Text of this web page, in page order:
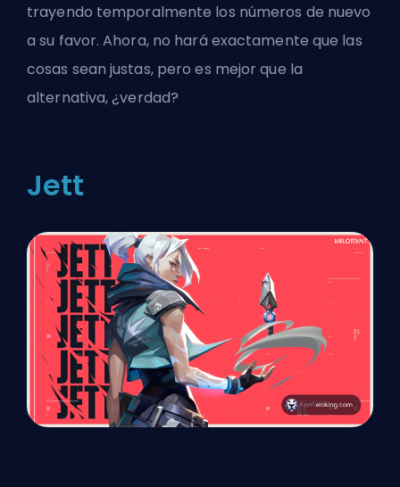
trayendo temporalmente los números de nuevo
a su favor. Ahora, no hará exactamente que las
cosas sean justas, pero es mejor que la
alternativa, ¿verdad?
Jett